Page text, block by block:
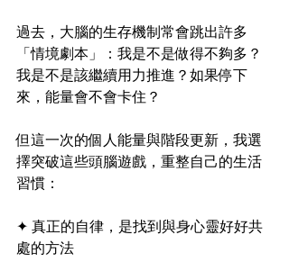
過去，大腦的生存機制常會跳出許多
「情境劇本」：我是不是做得不夠多？
我是不是該繼續用力推進？如果停下
來，能量會不會卡住？
但這一次的個人能量與階段更新，我選
擇突破這些頭腦遊戲，重整自己的生活
習慣：
✦ 真正的自律，是找到與身心靈好好共
處的方法